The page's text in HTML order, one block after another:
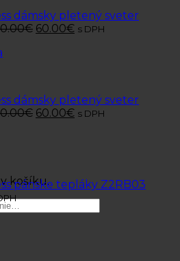
košíku.
dámsky pletený sveter
€ 60.00€ s DPH
dámsky pletený sveter
€ 60.00€ s DPH
pánske tepláky Z2RB03